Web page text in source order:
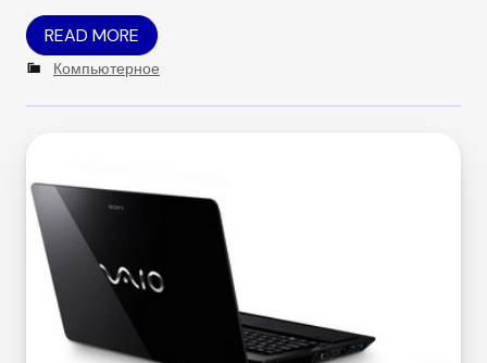
READ MORE
C
t
r
Компьютерное